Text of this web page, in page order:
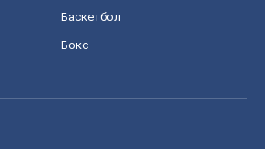
Баскетбол
Бокс